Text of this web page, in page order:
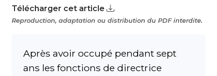
Télécharger cet article
Reproduction, adaptation ou distribution du PDF interdite.
Après avoir occupé pendant sept
ans les fonctions de directrice